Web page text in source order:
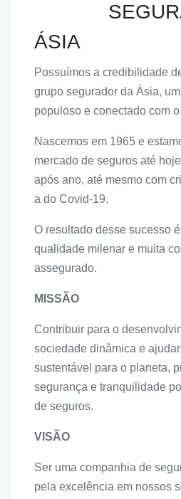
ÁSIA
Possuímos a credibilidade
grupo segurador da Ásia,
populoso e conectado com
Nascemos em 1965 e
mercado de seguros até
após ano, até mesmo com
a do Covid-19.
O resultado desse sucesso
qualidade milenar e muita
assegurado.
MISSÃO
Contribuir para o
sociedade dinâmica e
sustentável para o planeta,
segurança e tranquilidade
de seguros.
VISÃO
Ser uma companhia de
pela excelência em nossos